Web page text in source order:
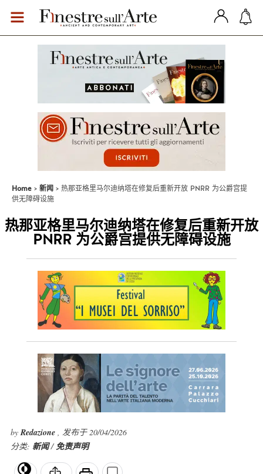
Home 新闻
热那亚格里马尔迪纳塔在修复后重新开放 PNRR 为公爵宫提
供无障碍设施
热那亚格里马尔迪纳塔在修复后重新开放
PNRR 为公爵宫提供无障碍设施
byRedazione , 发布于 20/04/2026
分类: 新闻/免责声明